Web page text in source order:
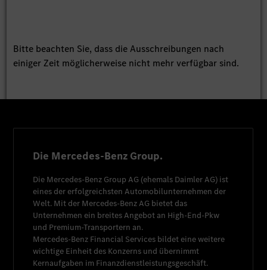
Bitte beachten Sie, dass die Ausschreibungen nach
einiger Zeit möglicherweise nicht mehr verfügbar sind.
Die Mercedes-Benz Group.
Die Mercedes-Benz Group AG (ehemals Daimler AG) ist
eines der erfolgreichsten Automobilunternehmen der
Welt. Mit der Mercedes-Benz AG bietet das
Unternehmen ein breites Angebot an High-End-Pkw
und Premium-Transportern an.
Mercedes-Benz Financial Services bildet eine weitere
wichtige Einheit des Konzerns und übernimmt
Kernaufgaben im Finanzdienstleistungsgeschäft.